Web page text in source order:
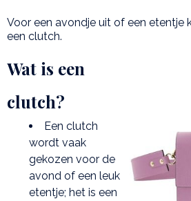
Voor een avondje uit of een etentje
een clutch.
Wat is een
clutch?
Een clutch
wordt vaak
gekozen voor de
avond of een leuk
etentje; het is een